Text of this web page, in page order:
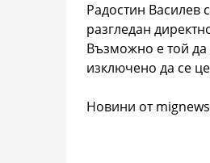
Радостин Василев
разгледан
Възможно е той да
изключено да се
Новини от